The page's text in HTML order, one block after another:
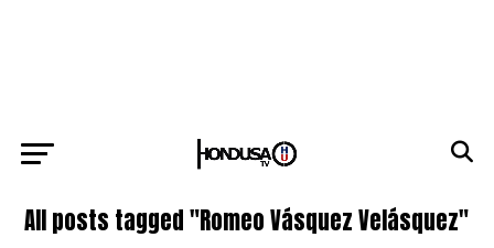
All posts tagged "Romeo Vásquez Velásquez"